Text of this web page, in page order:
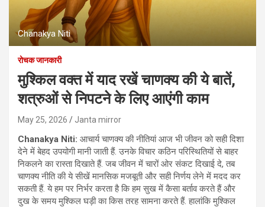
Chanakya Niti
रोचक जानकारी
मुश्किल वक्त में याद रखें चाणक्य की ये बातें,
शत्रुओं से निपटने के लिए आएंगी काम
May 25, 2026 Janta mirror
Chanakya Niti: आचार्य चाणक्य की नीतियां आज भी जीवन को सही दिशा
देने में बेहद उपयोगी मानी जाती हैं. उनके विचार कठिन परिस्थितियों से बाहर
निकलने का रास्ता दिखाते हैं. जब जीवन में चारों ओर संकट दिखाई दे, तब
चाणक्य नीति की ये सीखें मानसिक मजबूती और सही निर्णय लेने में मदद कर
सकती हैं. ये हम पर निर्भर करता है कि हम सुख में कैसा बर्ताव करते हैं और
दुख के समय मुश्किल घड़ी का किस तरह सामना करते हैं. हालांकि मुश्किल